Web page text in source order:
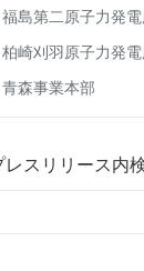
福島第二原子力発
柏崎刈羽原子力発
青森事業本部
レスリリース内